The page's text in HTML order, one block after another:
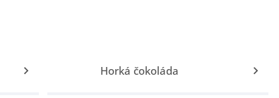
Horká čokoláda